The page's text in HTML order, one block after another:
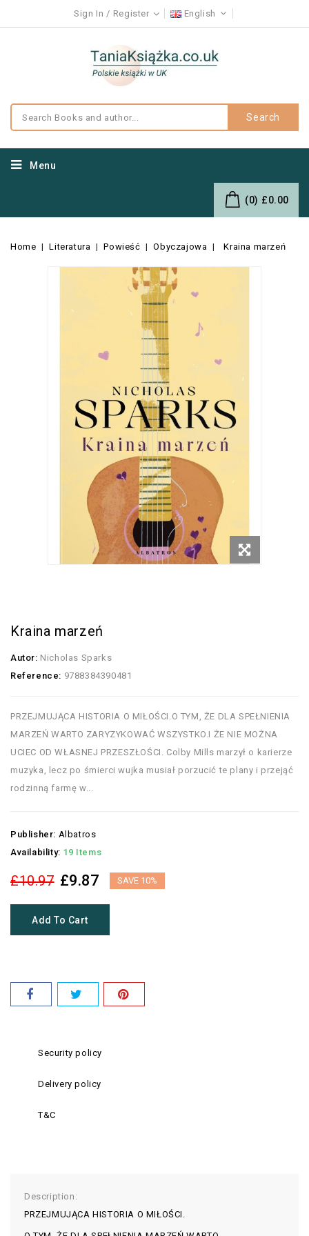
Sign In Register English
Search
Menu
(0) £0.00
Home Literatura Powieść Obyczajowa Kraina marzeń
Kraina marzeń
Autor: Nicholas Sparks
Reference: 9788384390481
PRZEJMUJĄCA HISTORIA O MIŁOŚCI.O TYM, ŻE DLA SPEŁNIENIA
MARZEŃ WARTO ZARYZYKOWAĆ WSZYSTKO.I ŻE NIE MOŻNA
UCIEC OD WŁASNEJ PRZESZŁOŚCI. Colby Mills marzył o karierze
muzyka, lecz po śmierci wujka musiał porzucić te plany i przejąć
rodzinną farmę w...
Publisher: Albatros
Availability: 19 Items
£10.97 £9.87 SAVE 10%
Add To Cart
Security policy
Delivery policy
T&C
Description:
PRZEJMUJĄCA HISTORIA O MIŁOŚCI.